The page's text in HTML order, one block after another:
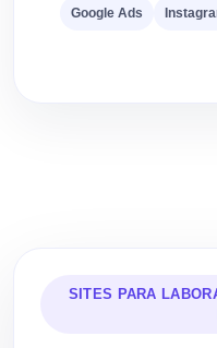
Google Ads
SITES PARA